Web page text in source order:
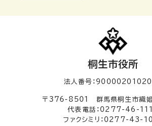
桐生市役所
法人番号：
〒376-8501 群馬県桐生市織
代表電話：0277-46-
ファクシミリ：0277-43-